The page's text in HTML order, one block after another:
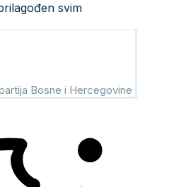
svim
Bosne i Hercegovine